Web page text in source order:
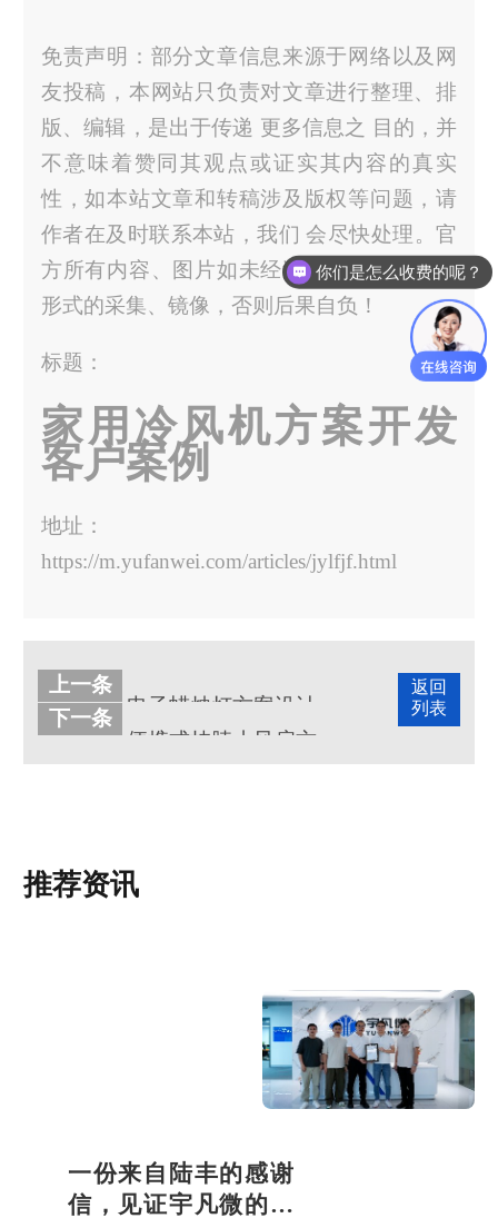
免责声明：部分文章信息来源于网络以及网
友投稿，本网站只负责对文章进行整理、排
版、编辑，是出于传递 更多信息之 目的，并
不意味着赞同其观点或证实其内容的真实
性，如本站文章和转稿涉及版权等问题，请
作者在及时联系本站，我们 会尽快处理。官
方所有内容、图片如未经过授权，禁止任何
形式的采集、镜像，否则后果自负！
标题：
家用冷风机方案开发
客户案例
地址：
https://m.yufanwei.com/articles/jylfjf.html
返回
列表
上一条
下一条
便携式挂脖小风扇方案设计客户案例
推荐资讯
一份来自陆丰的感谢
信，见证宇凡微的社
你们是怎么收费的呢？